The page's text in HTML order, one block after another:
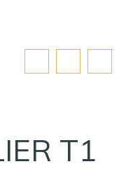
T1